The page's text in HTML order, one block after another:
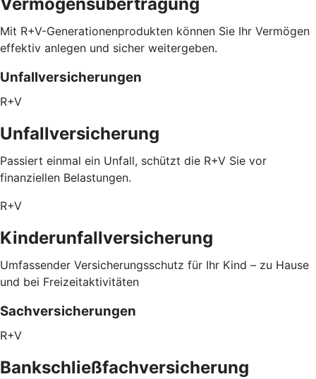
Mit R+V-Generationenprodukten können Sie Ihr Vermögen
effektiv anlegen und sicher weitergeben.
Unfallversicherungen
R+V
Unfallversicherung
Passiert einmal ein Unfall, schützt die R+V Sie vor
finanziellen Belastungen.
R+V
Kinderunfallversicherung
Umfassender Versicherungsschutz für Ihr Kind – zu Hause
und bei Freizeitaktivitäten
Sachversicherungen
R+V
Bankschließfachversicherung